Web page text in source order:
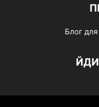
Блог